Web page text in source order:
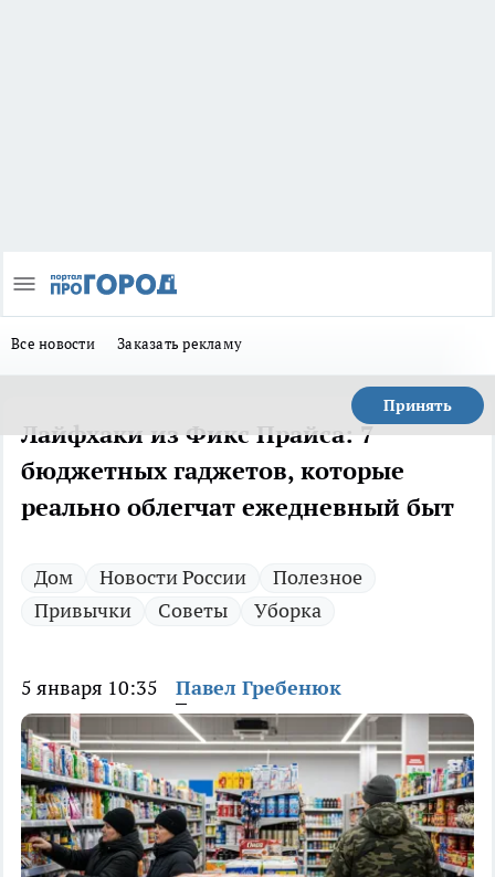
Все новости Заказать рекламу
Принять
Лайфхаки из Фикс Прайса: 7
бюджетных гаджетов, которые
реально облегчат ежедневный быт
Дом Новости России
Полезное
Привычки
Советы Уборка
5 января 10:35 Павел Гребенюк